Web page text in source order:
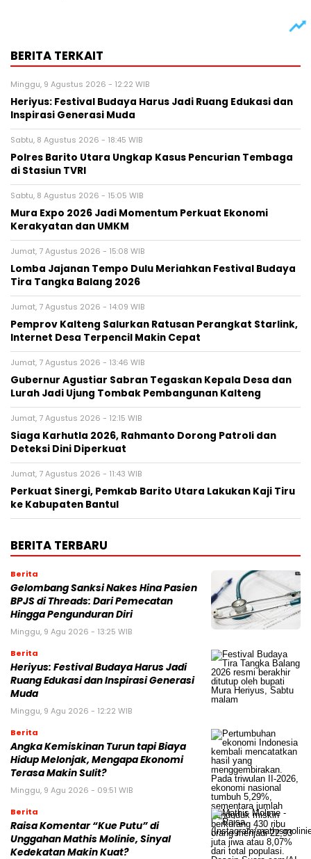
BERITA TERKAIT
Minggu, 9 Agustus 2026 - 12:22 WIB
Heriyus: Festival Budaya Harus Jadi Ruang Edukasi dan
Inspirasi Generasi Muda
Sabtu, 8 Agustus 2026 - 18:45 WIB
Polres Barito Utara Ungkap Kasus Pencurian Tembaga
di Stasiun TVRI
Sabtu, 8 Agustus 2026 - 15:05 WIB
Mura Expo 2026 Jadi Momentum Perkuat Ekonomi
Kerakyatan dan UMKM
Jumat, 7 Agustus 2026 - 15:08 WIB
Lomba Jajanan Tempo Dulu Meriahkan Festival Budaya
Tira Tangka Balang 2026
Jumat, 7 Agustus 2026 - 14:09 WIB
Pemprov Kalteng Salurkan Ratusan Perangkat Starlink,
Internet Desa Terpencil Makin Cepat
Jumat, 7 Agustus 2026 - 13:46 WIB
Gubernur Agustiar Sabran Tegaskan Kepala Desa dan
Lurah Jadi Ujung Tombak Pembangunan Kalteng
Jumat, 7 Agustus 2026 - 12:15 WIB
Siaga Karhutla 2026, Rahmanto Dorong Patroli dan
Deteksi Dini Diperkuat
Jumat, 7 Agustus 2026 - 11:43 WIB
Perkuat Sinergi, Pemkab Barito Utara Lakukan Kaji Tiru
ke Kabupaten Bantul
BERITA TERBARU
Berita
Gelombang Sanksi Nakes Hina Pasien
BPJS di Threads: Dari Pemecatan
Hingga Pengunduran Diri
Minggu, 9 Agu 2026 - 13:25 WIB
Berita
Heriyus: Festival Budaya Harus Jadi
Ruang Edukasi dan Inspirasi Generasi
Muda
Minggu, 9 Agu 2026 - 12:22 WIB
Berita
Angka Kemiskinan Turun tapi Biaya
Hidup Melonjak, Mengapa Ekonomi
Terasa Makin Sulit?
Minggu, 9 Agu 2026 - 09:51 WIB
Berita
Raisa Komentar “Kue Putu” di
Unggahan Mathis Molinie, Sinyal
Kedekatan Makin Kuat?